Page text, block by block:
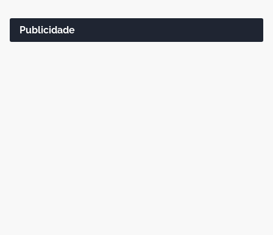
Publicidade